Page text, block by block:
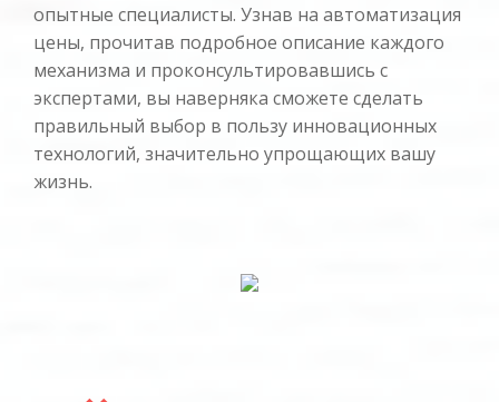
опытные специалисты. Узнав на автоматизация
цены, прочитав подробное описание каждого
механизма и проконсультировавшись с
экспертами, вы наверняка сможете сделать
правильный выбор в пользу инновационных
технологий, значительно упрощающих вашу
жизнь.